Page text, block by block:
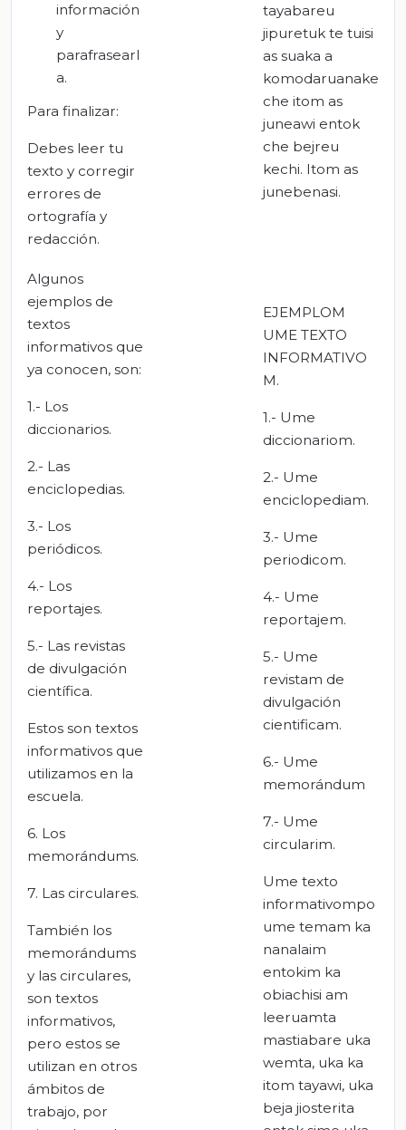
información
y
parafrasearl
a.
Para finalizar:
Debes leer tu
texto y corregir
errores de
ortografía y
redacción.
tayabareu
jipuretuk te tuisi
as suaka a
komodaruanake
che itom as
juneawi entok
che bejreu
kechi. Itom as
junebenasi.
Algunos
ejemplos de
textos
informativos que
ya conocen, son:
1.- Los
diccionarios.
2.- Las
enciclopedias.
3.- Los
periódicos.
4.- Los
reportajes.
5.- Las revistas
de divulgación
científica.
Estos son textos
informativos que
utilizamos en la
escuela.
6. Los
memorándums.
7. Las circulares.
También los
memorándums
y las circulares,
son textos
informativos,
pero estos se
utilizan en otros
ámbitos de
trabajo, por
EJEMPLOM
UME TEXTO
INFORMATIVO
M.
1.- Ume
diccionariom.
2.- Ume
enciclopediam.
3.- Ume
periodicom.
4.- Ume
reportajem.
5.- Ume
revistam de
divulgación
cientificam.
6.- Ume
memorándum
7.- Ume
circularim.
Ume texto
informativompo
ume temam ka
nanalaim
entokim ka
obiachisi am
leeruamta
mastiabare uka
wemta, uka ka
itom tayawi, uka
beja jiosterita